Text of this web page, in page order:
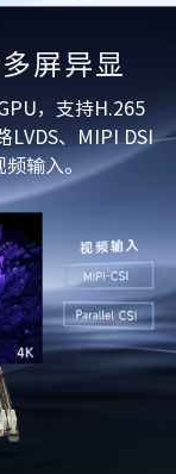
屏异显
，支持H.265
LVDS、MIPI DSI
频输入。